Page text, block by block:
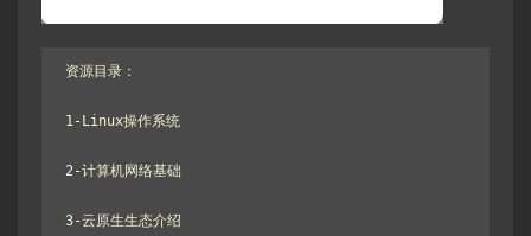
资源目录：
1-Linux操作系统
2-计算机网络基础
3-云原生生态介绍